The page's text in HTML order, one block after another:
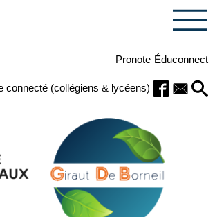
Pronote Éduconnect
connecté (collégiens & lycéens)